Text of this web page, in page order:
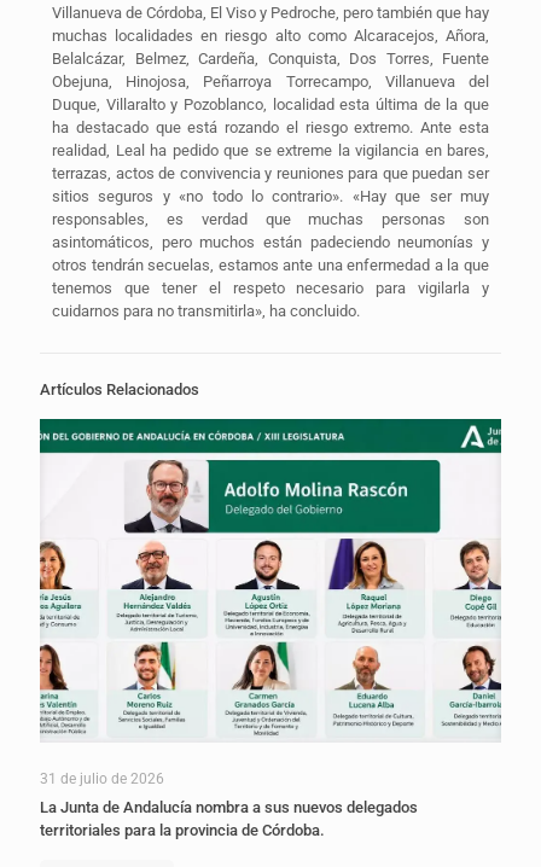
Villanueva de Córdoba, El Viso y Pedroche, pero también que hay
muchas localidades en riesgo alto como Alcaracejos, Añora,
Belalcázar, Belmez, Cardeña, Conquista, Dos Torres, Fuente
Obejuna, Hinojosa, Peñarroya Torrecampo, Villanueva del
Duque, Villaralto y Pozoblanco, localidad esta última de la que
ha destacado que está rozando el riesgo extremo. Ante esta
realidad, Leal ha pedido que se extreme la vigilancia en bares,
terrazas, actos de convivencia y reuniones para que puedan ser
sitios seguros y «no todo lo contrario». «Hay que ser muy
responsables, es verdad que muchas personas son
asintomáticos, pero muchos están padeciendo neumonías y
otros tendrán secuelas, estamos ante una enfermedad a la que
tenemos que tener el respeto necesario para vigilarla y
cuidarnos para no transmitirla», ha concluido.
Artículos Relacionados
31 de julio de 2026
La Junta de Andalucía nombra a sus nuevos delegados
territoriales para la provincia de Córdoba.